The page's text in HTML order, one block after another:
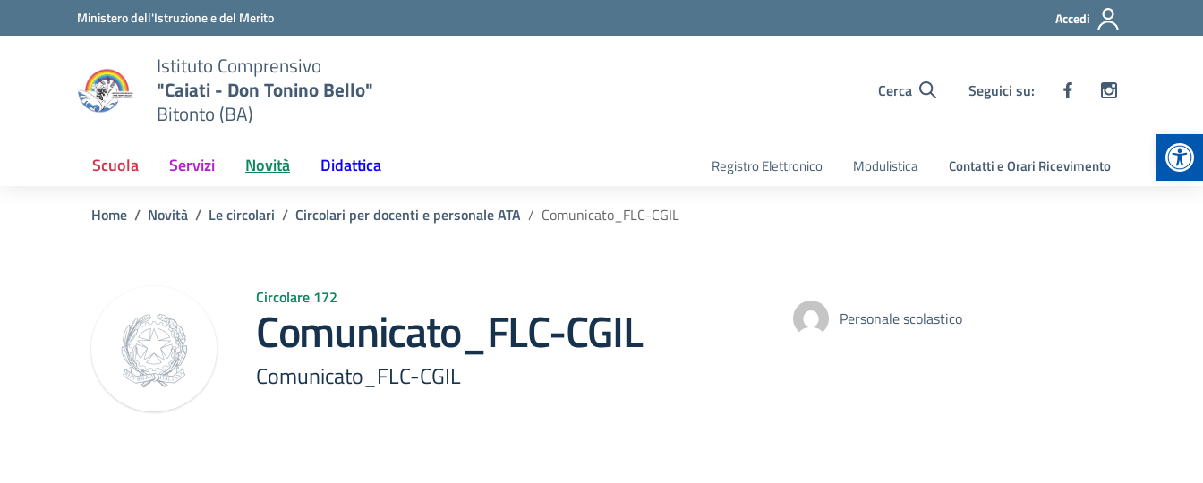
Vai ai contenuti
Vai al menu di navigazioneMinistero dell'Istruzione e del Merito Accedi
Istituto Comprensivo
"Caiati - Don Tonino Bello"
Bitonto (BA)
Cerca Seguici su:
Scuola Servizi Novità Didattica Registro Elettronico Modulistica Contatti e Orari Ricevimento
Home Novità Le circolari Circolari per docenti e personale ATA Comunicato_FLC-CGIL
Circolare 172
Comunicato_FLC-CGIL
Comunicato_FLC-CGIL
Personale scolastico